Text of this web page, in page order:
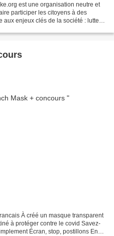
est une organisation neutre et
participer les citoyens à des
enjeux clés de la société : lutter
À créé un masque transparent
à protéger contre le covid Savez-
Écran, stop, postillons En